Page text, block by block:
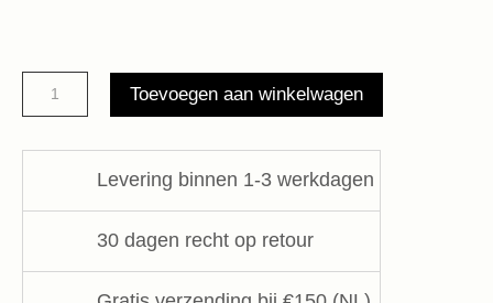
Cotton
linen
Toevoegen aan winkelwagen
Levering binnen 1-3 werkdagen
30 dagen recht op retour